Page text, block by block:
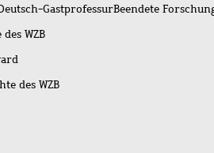
Gastprofessur
WZB
des WZB
Beendete